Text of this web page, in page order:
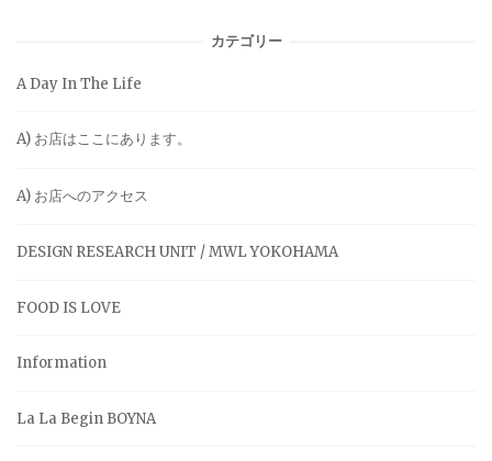
カテゴリー
A Day In The Life
A) お店はここにあります。
A) お店へのアクセス
DESIGN RESEARCH UNIT / MWL YOKOHAMA
FOOD IS LOVE
Information
La La Begin BOYNA